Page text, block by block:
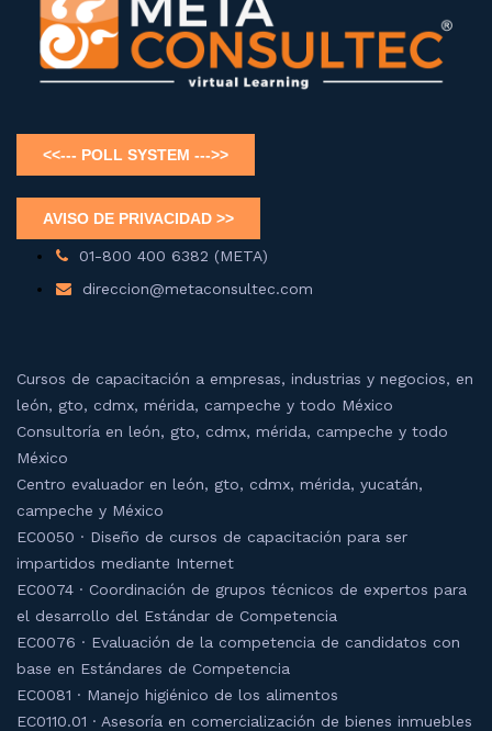
01-800 400 6382 (META)
direccion@metaconsultec.com
Cursos de capacitación a empresas, industrias y negocios, en
león, gto, cdmx, mérida, campeche y todo México
Consultoría en león, gto, cdmx, mérida, campeche y todo
México
Centro evaluador en león, gto, cdmx, mérida, yucatán,
campeche y México
EC0050 · Diseño de cursos de capacitación para ser
impartidos mediante Internet
EC0074 · Coordinación de grupos técnicos de expertos para
el desarrollo del Estándar de Competencia
EC0076 · Evaluación de la competencia de candidatos con
base en Estándares de Competencia
EC0081 · Manejo higiénico de los alimentos
EC0110.01 · Asesoría en comercialización de bienes inmuebles